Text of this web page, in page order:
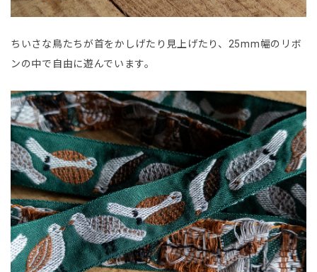
ちいさな鳥たちが首をかしげたり見上げたり、25mm幅のリボ
ンの中で自由に遊んでいます。